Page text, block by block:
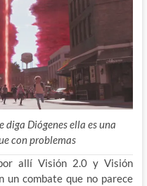
diga Diógenes ella es una
con problemas
allí Visión 2.0 y Visión
un combate que no parece